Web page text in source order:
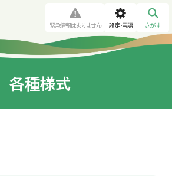
緊急情報はありません 設定・言語 さがす
各種様式